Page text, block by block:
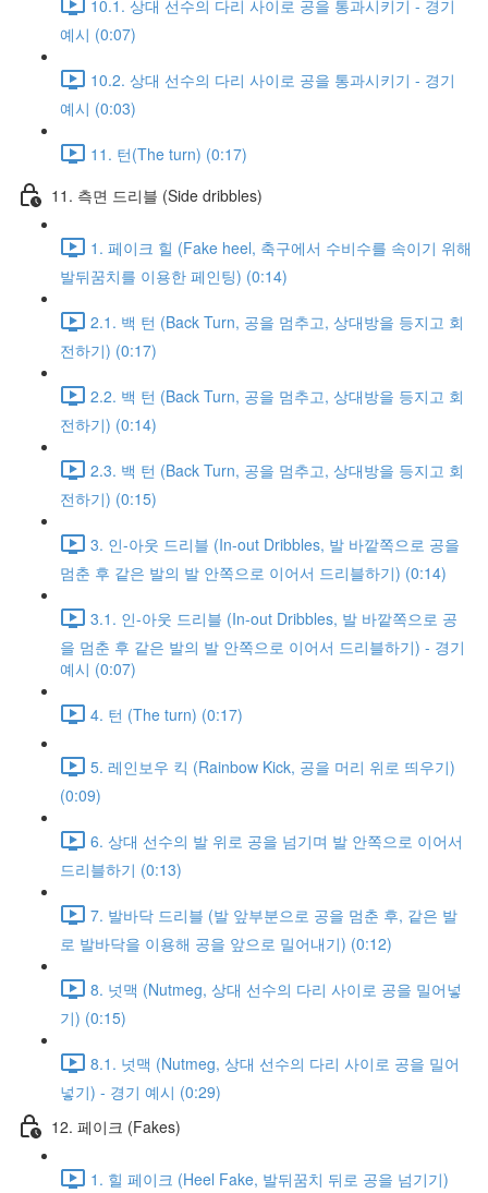
10.1. 상대 선수의 다리 사이로 공을 통과시키기 - 경기
예시 (0:07)
10.2. 상대 선수의 다리 사이로 공을 통과시키기 - 경기
예시 (0:03)
11. 턴(The turn) (0:17)
11. 측면 드리블 (Side dribbles)
1. 페이크 힐 (Fake heel, 축구에서 수비수를 속이기 위해
발뒤꿈치를 이용한 페인팅) (0:14)
2.1. 백 턴 (Back Turn, 공을 멈추고, 상대방을 등지고 회
전하기) (0:17)
2.2. 백 턴 (Back Turn, 공을 멈추고, 상대방을 등지고 회
전하기) (0:14)
2.3. 백 턴 (Back Turn, 공을 멈추고, 상대방을 등지고 회
전하기) (0:15)
3. 인-아웃 드리블 (In-out Dribbles, 발 바깥쪽으로 공을
멈춘 후 같은 발의 발 안쪽으로 이어서 드리블하기) (0:14)
3.1. 인-아웃 드리블 (In-out Dribbles, 발 바깥쪽으로 공
을 멈춘 후 같은 발의 발 안쪽으로 이어서 드리블하기) - 경기
예시 (0:07)
4. 턴 (The turn) (0:17)
5. 레인보우 킥 (Rainbow Kick, 공을 머리 위로 띄우기)
(0:09)
6. 상대 선수의 발 위로 공을 넘기며 발 안쪽으로 이어서
드리블하기 (0:13)
7. 발바닥 드리블 (발 앞부분으로 공을 멈춘 후, 같은 발
로 발바닥을 이용해 공을 앞으로 밀어내기) (0:12)
8. 넛맥 (Nutmeg, 상대 선수의 다리 사이로 공을 밀어넣
기) (0:15)
8.1. 넛맥 (Nutmeg, 상대 선수의 다리 사이로 공을 밀어
넣기) - 경기 예시 (0:29)
12. 페이크 (Fakes)
1. 힐 페이크 (Heel Fake, 발뒤꿈치 뒤로 공을 넘기기)